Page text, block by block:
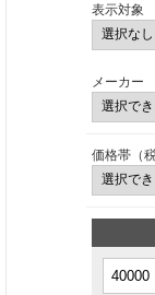
表示対象
メーカー
価格帯（税